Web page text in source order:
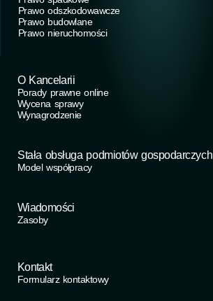
Prawo odszkodowawcze
Prawo budowlane
Prawo nieruchomości
O Kancelarii
Porady prawne online
Wycena sprawy
Wynagrodzenie
Stała obsługa podmiotów gospodarczych
Model współpracy
Wiadomości
Zasoby
Kontakt
Formularz kontaktowy